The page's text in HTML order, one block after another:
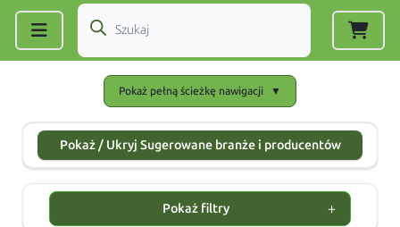
Pokaż pełną ścieżkę nawigacji ▼
Pokaż / Ukryj Sugerowane branże i producentów
Pokaż filtry +